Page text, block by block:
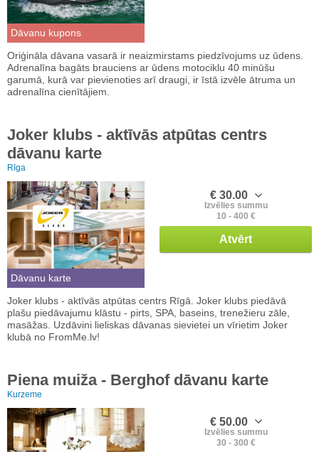
Dāvanu kupons
Oriģināla dāvana vasarā ir neaizmirstams piedzīvojums uz ūdens.
Adrenalīna bagāts brauciens ar ūdens motociklu 40 minūšu
garumā, kurā var pievienoties arī draugi, ir īstā izvēle ātruma un
adrenalīna cienītājiem.
Joker klubs - aktīvās atpūtas centrs
dāvanu karte
Rīga
Dāvanu karte
€ 30.00
Izvēlies summu
10 - 400 €
Atvērt
Joker klubs - aktīvās atpūtas centrs Rīgā. Joker klubs piedāvā
plašu piedāvajumu klāstu - pirts, SPA, baseins, trenežieru zāle,
masāžas. Uzdāvini lieliskas dāvanas sievietei un vīrietim Joker
klubā no FromMe.lv!
Piena muiža - Berghof dāvanu karte
Kurzeme
€ 50.00
Izvēlies summu
30 - 300 €